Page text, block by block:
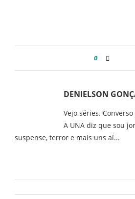
0
DENIELSON
Vejo séries.
A UNA diz que sou
suspense, terror e mais uns aí...